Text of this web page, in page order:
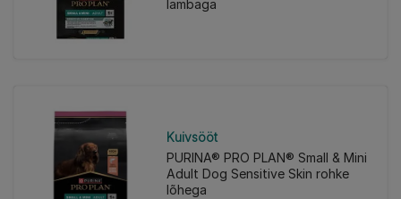
lambaga
Kuivsööt
PURINA® PRO PLAN® Small & Mini
Adult Dog Sensitive Skin rohke
lõhega